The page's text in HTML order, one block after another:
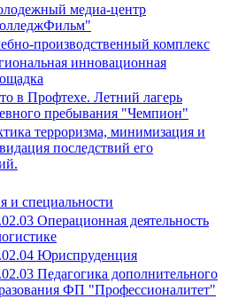
медиа-центр
производственный комплекс
инновационная
в Профтехе. Летний лагерь
пребывания "Чемпион"
терроризма, минимизация и
последствий его
и специальности
Операционная деятельность
Юриспруденция
Педагогика дополнительного
ФП "Профессионалитет"